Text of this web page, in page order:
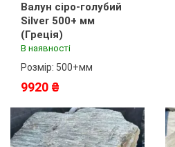
Валун сіро-голубий
Silver 500+ мм
(Греція)
В наявності
Розмір: 500+мм
9920 ₴